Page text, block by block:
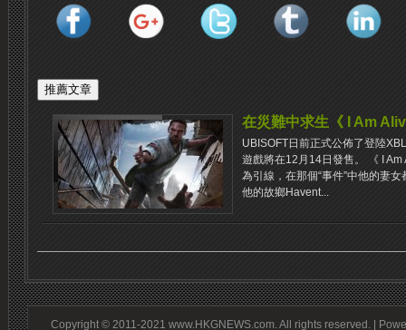
在災​​難中求生《 I Am
UBISOFT日前正式公佈了登陸
遊戲將在12月14日發售。 《 I
為引線，在那個“事件”中他的妻
他的故鄉Havent...
Copyright © 2011-2021 www.HKGNEWS.com. All rights reserved. |